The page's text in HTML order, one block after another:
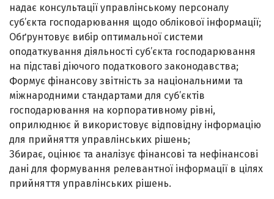
надає консультації управлінському персоналу
суб’єкта господарювання щодо облікової інформації;
Обґрунтовує вибір оптимальної системи
оподаткування діяльності суб’єкта господарювання
на підставі діючого податкового законодавства;
Формує фінансову звітність за національними та
міжнародними стандартами для суб’єктів
господарювання на корпоративному рівні,
оприлюднює й використовує відповідну інформацію
для прийняття управлінських рішень;
Збирає, оцінює та аналізує фінансові та нефінансові
дані для формування релевантної інформації в цілях
прийняття управлінських рішень.